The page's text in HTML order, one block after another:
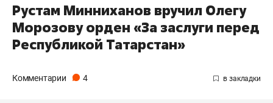
Рустам Минниханов вручил Олегу
Морозову орден «За заслуги перед
Республикой Татарстан»
Комментарии 4